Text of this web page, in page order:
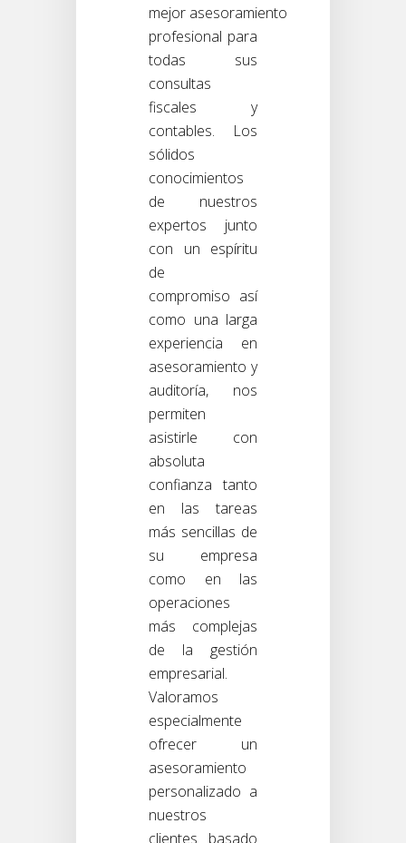
mejor asesoramiento
profesional para
todas sus
consultas
fiscales y
contables. Los
sólidos
conocimientos
de nuestros
expertos junto
con un espíritu
de
compromiso así
como una larga
experiencia en
asesoramiento y
auditoría, nos
permiten
asistirle con
absoluta
confianza tanto
en las tareas
más sencillas de
su empresa
como en las
operaciones
más complejas
de la gestión
empresarial.
Valoramos
especialmente
ofrecer un
asesoramiento
personalizado a
nuestros
clientes basado